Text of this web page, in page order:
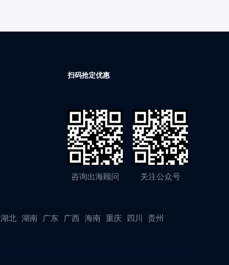
扫码抢定优惠
咨询出海顾问 关注公众号
湖北 湖南 广东 广西 海南 重庆 四川
贵州